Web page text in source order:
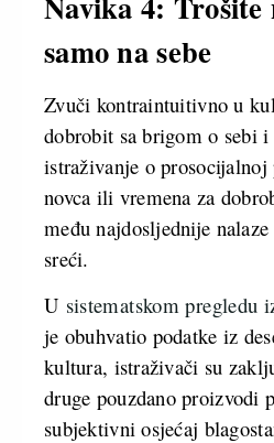
samo na sebe
Zvuči kontraintuitivno u
dobrobit sa brigom o sebi
istraživanje o
novca ili vremena za
među najdosljednije
sreći.
U sistematskom pregledu
je obuhvatio podatke iz
kultura, istraživači su
druge pouzdano proizvodi
subjektivni osjećaj